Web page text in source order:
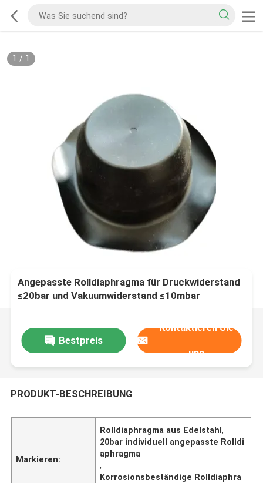
1 / 1
Angepasste Rolldiaphragma für Druckwiderstand
≤20bar und Vakuumwiderstand ≤10mbar
Bestpreis
Kontaktieren Sie
uns
PRODUKT-BESCHREIBUNG
Markieren:
Rolldiaphragma aus Edelstahl,
20bar individuell angepasste Rolldi
aphragma
,
Korrosionsbeständige Rolldiaphra